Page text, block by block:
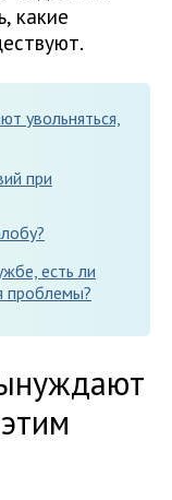
какие
увольняться,
при
есть ли
проблемы?